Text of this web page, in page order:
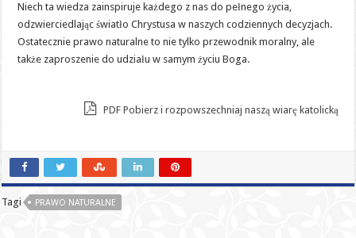
Niech ta wiedza zainspiruje każdego z nas do pełnego życia,
odzwierciedlając światło Chrystusa w naszych codziennych decyzjach.
Ostatecznie prawo naturalne to nie tylko przewodnik moralny, ale
także zaproszenie do udziału w samym życiu Boga.
PDF Pobierz i rozpowszechniaj naszą wiarę katolicką
Tagi PRAWO NATURALNE